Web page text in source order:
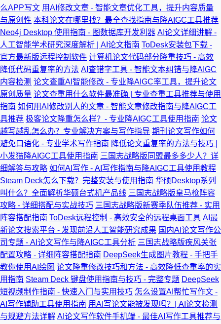
么APP写文 用AI修改文章 - 智能文章优化工具，提升内容质量
与原创性 本科论文在哪里找？最全查找指南与降AIGC工具推荐
Neo4j Desktop 使用指南 - 图数据库开发利器 AI论文详细讲解 -
人工智能学术研究深度解析 | AI论文指南 ToDesk安装包下载 -
官方最新版远程控制软件 计算机论文代码部分降重技巧 - 高效
降低代码重复率的方法 AI查错字工具 - 智能文本纠错与降AIGC
内容检测 论文查重AI智能修改 - 专业降AIGC率工具，提升论文
原创质量 论文查重用什么软件最准确 | 专业查重工具推荐与使用
指南 如何用AI修改别人的文章 - 智能文章修改指南与降AIGC工
具推荐 极客论文降重怎么样？- 专业降AIGC工具使用指南 论文
越写越乱怎么办？专业解决方案与写作指导 期刊论文写作如何
避免口语化 - 专业学术写作指南 降低论文重复率的方法与技巧 |
小发猫降AIGC工具使用指南 三国志战略版同盟最多多少人？详
细解答与攻略 如何AI写作 - AI写作指南与降AIGC工具使用教程
Steam Deck怎么下载？完整安装与使用指南 华硕Desktop系列
叫什么？全面解析华硕台式机产品线 三国志战略版皇马枪阵容
攻略 - 详细搭配与实战技巧 三国志战略版新赛季队伍推荐 - 实用
阵容搭配指南 ToDesk远程控制 - 高效安全的远程桌面工具 AI最
新论文搜索平台 - 发现前沿人工智能研究成果 国内AI论文写作公
司专题 - AI论文写作与降AIGC工具分析 三国志战略版疾风关张
配置攻略 - 详细阵容搭配指南 DeepSeek生成图片教程 - 手把手
教你使用AI绘图 论文降重修改技巧和方法 - 高效降低查重率的实
用指南 Steam Deck 键盘使用指南与技巧 - 完整专题 DeepSeek
短视频制作指南 - 快速入门与实用技巧 怎么设置AI帮忙写作文 -
AI写作辅助工具使用指南 用AI写论文能被发现吗？| AI论文检测
与规避方法详解 AI论文写作软件手机端 - 最佳AI写作工具推荐与